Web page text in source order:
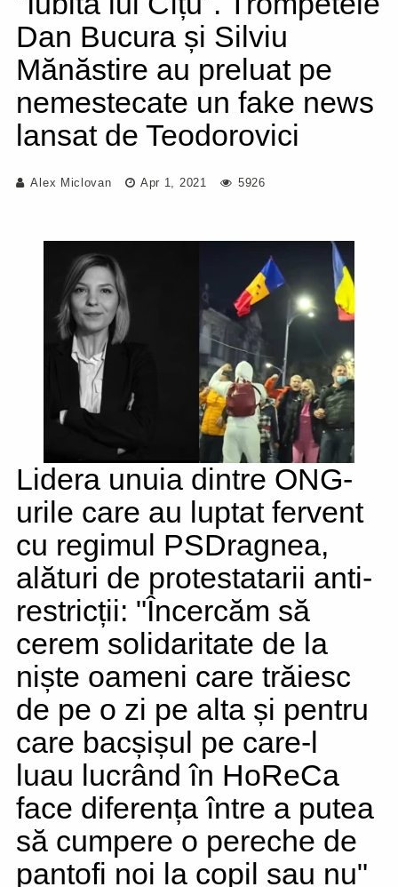
Dan Bucura și Silviu
Mănăstire au preluat pe
nemestecate un fake news
lansat de Teodorovici
Alex Miclovan Apr 1, 2021 5926
Lidera unuia dintre ONG-
urile care au luptat fervent
cu regimul PSDragnea,
alături de protestatarii anti-
restricții: "Încercăm să
cerem solidaritate de la
niște oameni care trăiesc
de pe o zi pe alta și pentru
care bacșișul pe care-l
luau lucrând în HoReCa
face diferența între a putea
să cumpere o pereche de
pantofi noi la copil sau nu"